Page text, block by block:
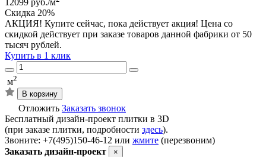
12099 руб./м
Скидка 20%
АКЦИЯ! Купите сейчас, пока действует акция! Цена со
скидкой действует при заказе товаров данной фабрики от 50
тысяч рублей.
Купить в 1 клик
м2
В корзину
Отложить Заказать звонок
Бесплатный дизайн-проект плитки в 3D
(при заказе плитки, подробности здесь).
Звоните: +7(495)150-46-12 или жмите (перезвоним)
Заказать дизайн-проект
×